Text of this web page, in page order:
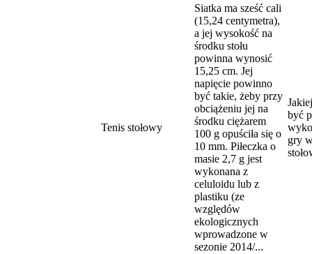
Tenis stołowy
Siatka ma sześć cali
(15,24 centymetra),
a jej wysokość na
środku stołu
powinna wynosić
15,25 cm. Jej
napięcie powinno
być takie, żeby przy
obciążeniu jej na
środku ciężarem
100 g opuściła się o
10 mm. Piłeczka o
masie 2,7 g jest
wykonana z
celuloidu lub z
plastiku (ze
względów
ekologicznych
wprowadzone w
sezonie 2014/...
być
gry